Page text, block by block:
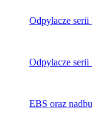
Odpylacze
Odpylacze
EBS oraz